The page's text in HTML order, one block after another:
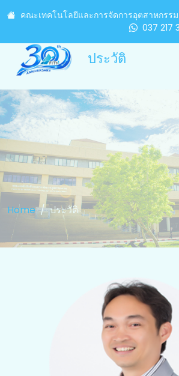
คณะเทคโนโลยีและการจัดการอุตสาหกรรม
037 217
ประวัติ
Home ประวัติ